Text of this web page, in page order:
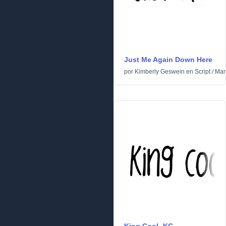
Just Me Again Down Here
por Kimberly Geswein en Script/